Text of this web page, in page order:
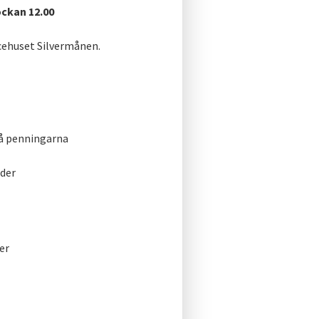
12.00
Silvermånen.
penningarna